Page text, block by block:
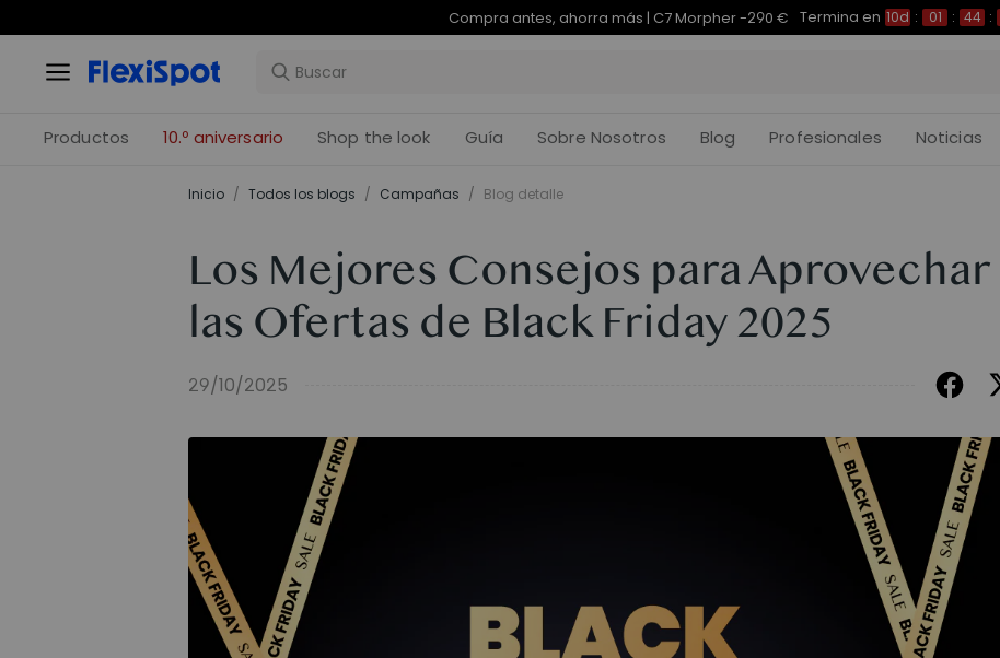
Compra antes, ahorra más | E7 Plus -200 € Termina en 10d : 01 : 44 : 37
Productos 10.º aniversario Shop the look Guía Sobre Nosotros Blog Profesionales Noticias
Inicio / Todos los blogs / Campañas / Blog detalle
Los Mejores Consejos para Aprovechar
las Ofertas de Black Friday 2025
29/10/2025